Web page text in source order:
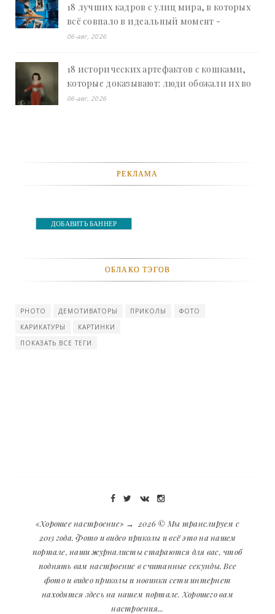
18 лучших кадров с улиц мира, в которых
всё совпало в идеальный момент -
«Смешное»
06-авг, 2026
18 исторических артефактов с кошками,
которые доказывают: люди обожали их во
все времена - «Смешное»
06-авг, 2026
РЕКЛАМА
ДОБАВИТЬ БАННЕР
ОБЛАКО ТЭГОВ
PHOTO ДЕМОТИВАТОРЫ ПРИКОЛЫ
ФОТО
КАРИКАТУРЫ
КАРТИНКИ
ПОКАЗАТЬ ВСЕ ТЕГИ
«Хорошее настроение» → 2026 © Мы транслируем с
2013 года. Фото и видео приколы и всё это на нашем
портале, наши журналисты стараются для вас, чтоб
поднять вам настроение в считанные секунды. Все
фото и видео приколы и новинки сети интернет
находятся здесь на нашем портале. Хорошего вам
настроения...